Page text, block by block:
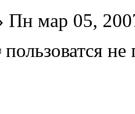
Пн мар 05,
пользоватся не